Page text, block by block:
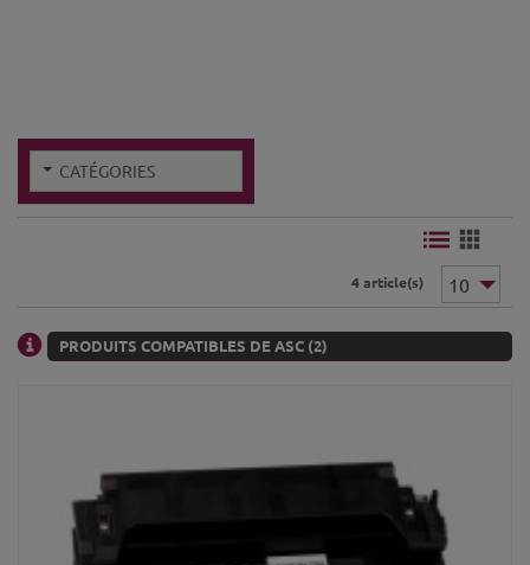
CATÉGORIES
4 article(s)
PRODUITS COMPATIBLES DE ASC (2)